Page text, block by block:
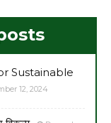
Sustainable
12, 2024